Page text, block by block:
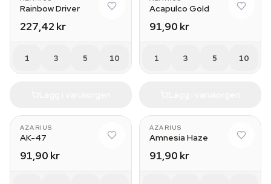
Rainbow Driver
227,42 kr
1 3 5 10
Acapulco Gold
91,90 kr
1 3 5 10
AZARIUS
AK-47
91,90 kr
AZARIUS
Amnesia Haze
91,90 kr